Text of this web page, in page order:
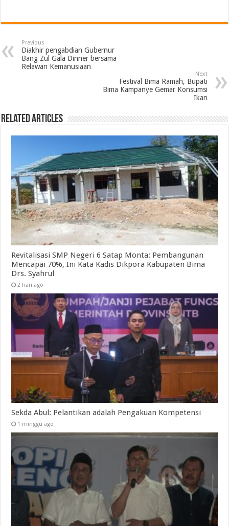
Previous
Diakhir pengabdian Gubernur
Bang Zul Gala Dinner bersama
Relawan Kemanusiaan
Next
Festival Bima Ramah, Bupati
Bima Kampanye Gemar Konsumsi
Ikan
Related Articles
Revitalisasi SMP Negeri 6 Satap Monta: Pembangunan
Mencapai 70%, Ini Kata Kadis Dikpora Kabupaten Bima
Drs. Syahrul
2 hari ago
Sekda Abul: Pelantikan adalah Pengakuan Kompetensi
1 minggu ago